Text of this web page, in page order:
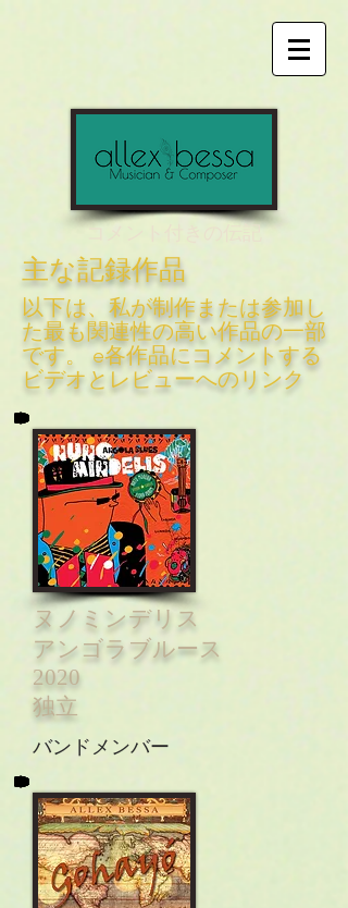
主な記録作品
以下は、私が制作または参加し
た最も関連性の高い作品の一部
です。 e各作品にコメントする
ビデオとレビューへのリンク
ヌノミンデリス
アンゴラブルース
2020
独立
バンドメンバー